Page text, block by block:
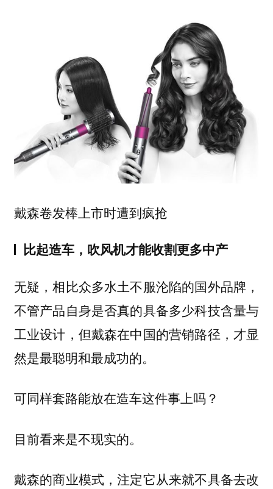
戴森卷发棒上市时遭到疯抢
比起造车，吹风机才能收割更多中产
无疑，相比众多水土不服沦陷的国外品牌，
不管产品自身是否真的具备多少科技含量与
工业设计，但戴森在中国的营销路径，才显
然是最聪明和最成功的。
可同样套路能放在造车这件事上吗？
目前看来是不现实的。
戴森的商业模式，注定它从来就不具备去改